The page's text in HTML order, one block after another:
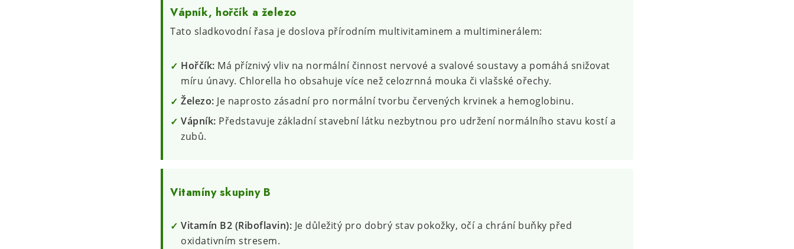
Vápník, hořčík a železo
Tato sladkovodní řasa je doslova přírodním multivitaminem a multiminerálem:
Hořčík: Má příznivý vliv na normální činnost nervové a svalové soustavy a pomáhá snižovat
míru únavy. Chlorella ho obsahuje více než celozrnná mouka či vlašské ořechy.
Železo: Je naprosto zásadní pro normální tvorbu červených krvinek a hemoglobinu.
Vápník: Představuje základní stavební látku nezbytnou pro udržení normálního stavu kostí a
zubů.
Vitamíny skupiny B
Vitamín B2 (Riboflavin): Je důležitý pro dobrý stav pokožky, očí a chrání buňky před
oxidativním stresem.